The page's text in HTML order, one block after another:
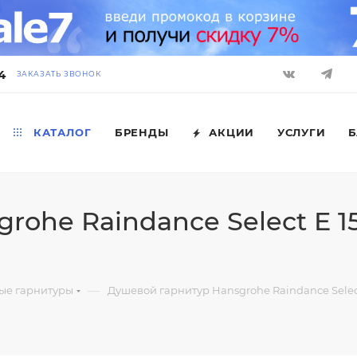
ЗАКАЗАТЬ ЗВОНОК
КАТАЛОГ БРЕНДЫ АКЦИИ УСЛУГИ
Raindance Select E
гарнитуры — Душевой гарнитур Hansgrohe Raindance